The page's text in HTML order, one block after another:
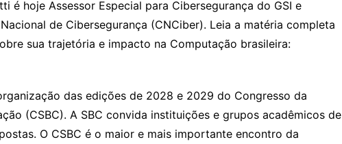
é hoje Assessor Especial para Cibersegurança do GSI e
de Cibersegurança (CNCiber). Leia a matéria completa
sua trajetória e impacto na Computação brasileira:
das edições de 2028 e 2029 do Congresso da
(CSBC). A SBC convida instituições e grupos acadêmicos de
O CSBC é o maior e mais importante encontro da